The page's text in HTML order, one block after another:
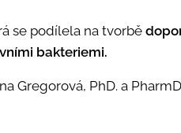
se podílela na tvorbě
bakteriemi.
Gregorová, PhD. a